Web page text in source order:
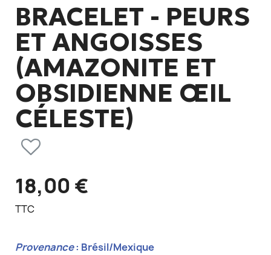
BRACELET - PEURS
ET ANGOISSES
(AMAZONITE ET
OBSIDIENNE ŒIL
CÉLESTE)
18,00 €
TTC
Provenance: Brésil/Mexique